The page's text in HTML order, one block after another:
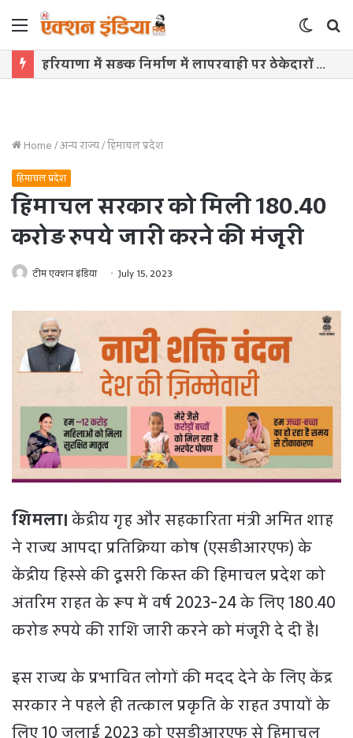
Menu
Switch
skin
काकोरी ट्रेन एक्शन की 101वीं वर्षगांठ पर सीएम योगी ने क्रांतिकारियों को किया नमन
Home/अन्य राज्य/हिमाचल प्रदेश
हिमाचल प्रदेश
हिमाचल सरकार को मिली 180.40
करोड़ रुपये जारी करने की मंजूरी
टीम एक्शन इंडिया July 15, 2023
शिमला।केंद्रीय गृह और सहकारिता मंत्री अमित शाह
ने राज्य आपदा प्रतिक्रिया कोष (एसडीआरएफ) के
केंद्रीय हिस्से की दूसरी किस्त की हिमाचल प्रदेश को
अंतरिम राहत के रूप में वर्ष 2023-24 के लिए 180.40
करोड़ रुपये की राशि जारी करने को मंजूरी दे दी है।
इस राज्य के प्रभावित लोगों की मदद देने के लिए केंद्र
सरकार ने पहले ही तत्काल प्रकृति के राहत उपायों के
लिए 10 जुलाई 2023 को एसडीआरएफ से हिमाचल